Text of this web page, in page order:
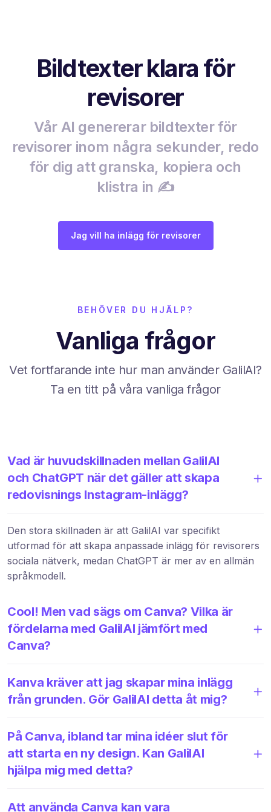
Bildtexter klara för
revisorer
Vår AI genererar bildtexter för
revisorer inom några sekunder, redo
för dig att granska, kopiera och
klistra in ✍️
Jag vill ha inlägg för revisorer
BEHÖVER DU HJÄLP?
Vanliga frågor
Vet fortfarande inte hur man använder GalilAI?
Ta en titt på våra vanliga frågor
Vad är huvudskillnaden mellan GalilAI
och ChatGPT när det gäller att skapa
redovisnings Instagram-inlägg?
Den stora skillnaden är att GalilAI var specifikt
utformad för att skapa anpassade inlägg för revisorers
sociala nätverk, medan ChatGPT är mer av en allmän
språkmodell.
Cool! Men vad sägs om Canva? Vilka är
fördelarna med GalilAI jämfört med
Canva?
Kanva kräver att jag skapar mina inlägg
från grunden. Gör GalilAI detta åt mig?
På Canva, ibland tar mina idéer slut för
att starta en ny design. Kan GalilAI
hjälpa mig med detta?
Att använda Canva kan vara